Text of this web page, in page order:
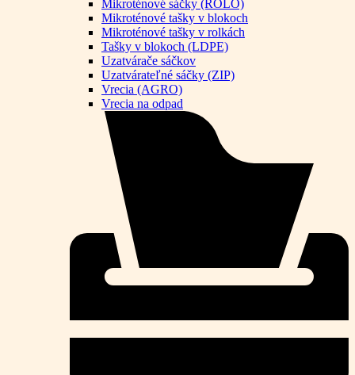
Mikroténové sáčky (ROLO)
Mikroténové tašky v blokoch
Mikroténové tašky v rolkách
Tašky v blokoch (LDPE)
Uzatvárače sáčkov
Uzatvárateľné sáčky (ZIP)
Vrecia (AGRO)
Vrecia na odpad